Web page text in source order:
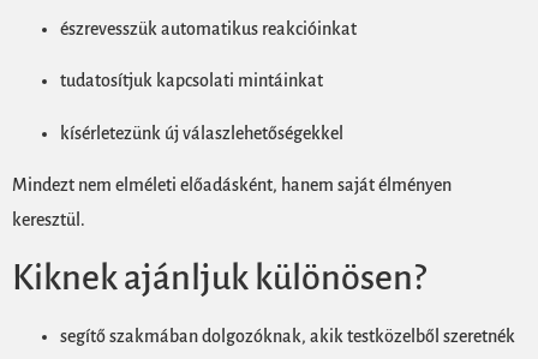
észrevesszük automatikus reakcióinkat
tudatosítjuk kapcsolati mintáinkat
kísérletezünk új válaszlehetőségekkel
Mindezt nem elméleti előadásként, hanem saját élményen
keresztül.
Kiknek ajánljuk különösen?
segítő szakmában dolgozóknak, akik testközelből szeretnék